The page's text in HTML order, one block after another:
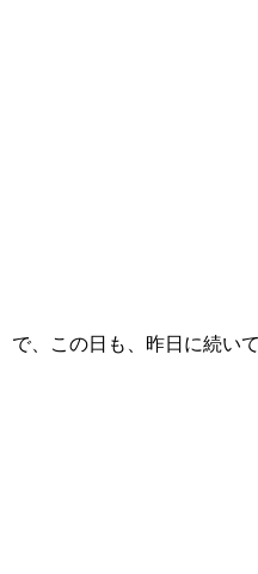
で、この日も、昨日に続い